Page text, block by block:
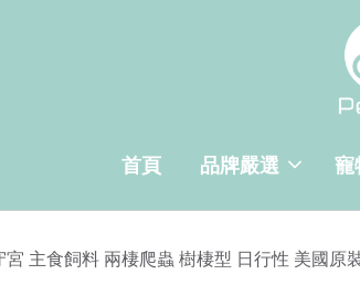
首頁 品牌嚴選 寵
主食飼料 兩棲爬蟲 樹棲型 日行性 美國原